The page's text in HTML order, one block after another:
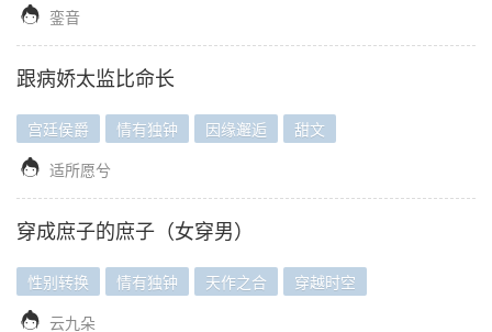
 銮音
跟病娇太监比命长
宫廷侯爵 情有独钟 因缘邂逅 甜文
 适所愿兮
穿成庶子的庶子（女穿男）
性别转换 情有独钟 天作之合 穿越时空
 云九朵